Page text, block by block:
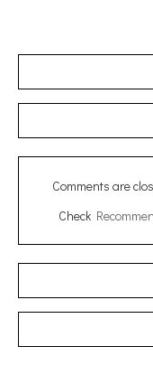
Comments are
Check